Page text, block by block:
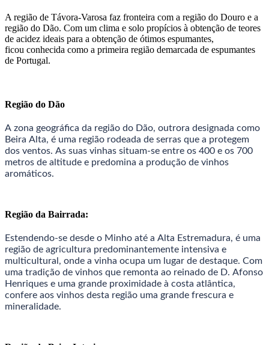
A região de Távora-Varosa faz fronteira com a região do Douro e a
região do Dão. Com um clima e solo propícios à obtenção de teores
de acidez ideais para a obtenção de ótimos espumantes,
ficou conhecida como a primeira região demarcada de espumantes
de Portugal.
Região do Dão
A zona geográfica da região do Dão, outrora designada como
Beira Alta, é uma região rodeada de serras que a protegem
dos ventos. As suas vinhas situam-se entre os 400 e os 700
metros de altitude e predomina a produção de vinhos
aromáticos.
Região da Bairrada:
Estendendo-se desde o Minho até a Alta Estremadura, é uma
região de agricultura predominantemente intensiva e
multicultural, onde a vinha ocupa um lugar de destaque. Com
uma tradição de vinhos que remonta ao reinado de D. Afonso
Henriques e uma grande proximidade à costa atlântica,
confere aos vinhos desta região uma grande frescura e
mineralidade.